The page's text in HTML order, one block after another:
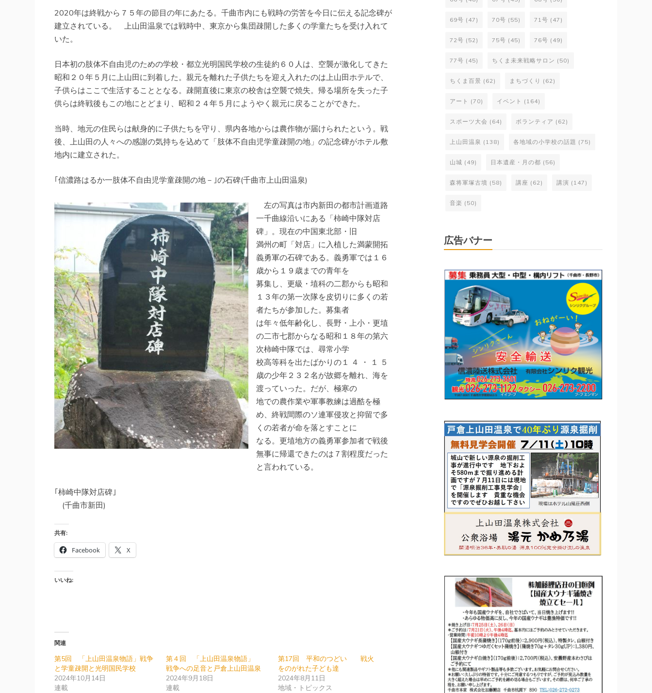
2020年は終戦から７５年の節目の年にあたる。千曲市内にも戦時の労苦を今日に伝える記念碑が
建立されている。 上山田温泉では戦時中、東京から集団疎開した多くの学童たちを受け入れて
いた。
日本初の肢体不自由児のための学校・都立光明国民学校の生徒約６０人は、空襲が激化してきた
昭和２０年５月に上山田に到着した。親元を離れた子供たちを迎え入れたのは上山田ホテルで、
子供らはここで生活することとなる。疎開直後に東京の校舎は空襲で焼失。帰る場所を失った子
供らは終戦後もこの地にとどまり、昭和２４年５月にようやく親元に戻ることができた。
当時、地元の住民らは献身的に子供たちを守り、県内各地からは農作物が届けられたという。戦
後、上山田の人々への感謝の気持ちを込めて「肢体不自由児学童疎開の地」の記念碑がホテル敷
地内に建立された。
｢信濃路はるか一肢体不自由児学童疎開の地－｣の石碑(千曲市上山田温泉)
左の写真は市内新田の都市計画道路
一千曲線沿いにある「柿崎中隊対店
碑」。現在の中国東北部・旧
満州の町「対店」に入植した満蒙開拓
義勇軍の石碑である。義勇軍では１６
歳から１９歳までの青年を
募集し、更級・埴科の二郡からも昭和
１３年の第一次隊を皮切りに多くの若
者たちが参加した。募集者
は年々低年齢化し、長野・上小・更埴
の二市七郡からなる昭和１８年の第六
次柿崎中隊では、尋常小学
校高等科を出たばかりの１ ４ ・ １ ５
歳の少年２３２名が故郷を離れ、海を
渡っていった。だが、極寒の
地での農作業や軍事教練は過酷を極
め、終戦間際のソ連軍侵攻と抑留で多
くの若者が命を落とすことに
なる。更埴地方の義勇軍参加者で戦後
無事に帰還できたのは７割程度だった
と言われている。
｢柿崎中隊対店碑｣
(千曲市新田)
共有:
Facebook X
いいね:
関連
第5回 「上山田温泉物語」戦争
と学童疎開と光明国民学校
2024年10月14日
連載
第４回 「上山田温泉物語」
戦争への足音と戸倉上山田温泉
2024年9月18日
連載
第17回 平和のつどい 戦火
をのがれた子ども達
2024年8月11日
地域・トピックス
69号 (47) 70号 (55) 71号 (47)
72号 (52) 75号 (45) 76号 (49)
77号 (45) ちくま未来戦略サロン (50)
ちくま百景 (62) まちづくり (62)
アート (70) イベント (164)
スポーツ大会 (64) ボランティア (62)
上山田温泉 (138) 各地域の小学校の話題 (75)
山城 (49) 日本遺産・月の都 (56)
森将軍塚古墳 (58) 講座 (62) 講演 (147)
音楽 (50)
広告バナー